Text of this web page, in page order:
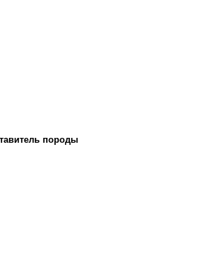
породы